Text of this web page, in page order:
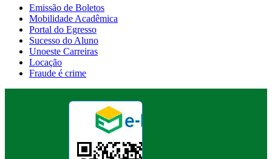
Emissão de Boletos
Mobilidade Acadêmica
Portal do Egresso
Sucesso do Aluno
Unoeste Carreiras
Locação
Fraude é crime